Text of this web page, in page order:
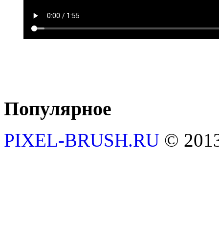
Популярное
PIXEL-BRUSH.RU ©